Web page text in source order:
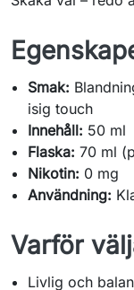
Smak:
isig touch
Innehåll: 50 ml
Flaska: 70 ml
Nikotin: 0 mg
Användning:
Varför
Livlig och